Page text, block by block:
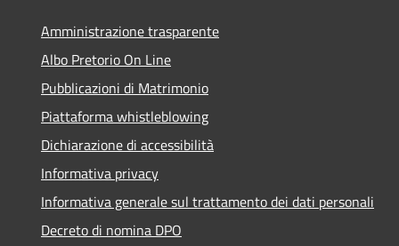
Amministrazione trasparente
Albo Pretorio On Line
Pubblicazioni di Matrimonio
Piattaforma whistleblowing
Dichiarazione di accessibilità
Informativa privacy
Informativa generale sul trattamento dei dati personali
Decreto di nomina DPO